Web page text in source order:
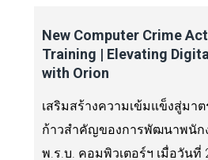
New Computer Crime
Training | Elevating
with Orion
เสริมสร้างความเข้มแข็งสู่มา
ก้าวสำคัญของการพัฒนาพนัก
พ.ร.บ. คอมพิวเตอร์ฯ เมื่อวันที่